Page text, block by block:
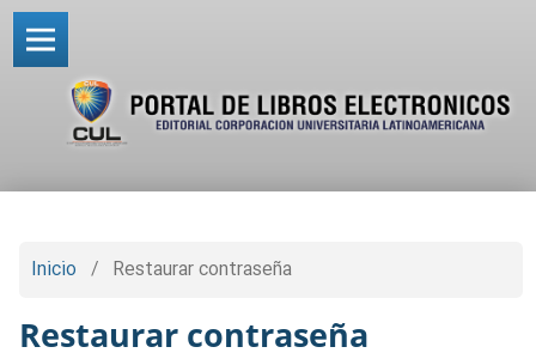
Inicio / Restaurar contraseña
Restaurar contraseña